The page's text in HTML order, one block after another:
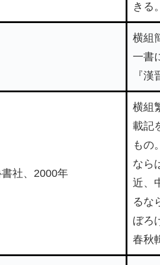
きる
横組
一書
『
書社、2000年
横組
載記
もの
なら
近、
るな
ぼろ
春秋